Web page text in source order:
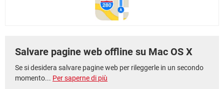
Salvare pagine web offline su Mac OS X
Se si desidera salvare pagine web per rileggerle in un secondo
momento... Per saperne di più